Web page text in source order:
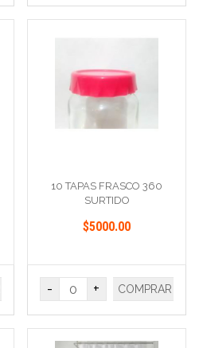
10 TAPAS FRASCO 360
SURTIDO
$5000.00
- + COMPRAR